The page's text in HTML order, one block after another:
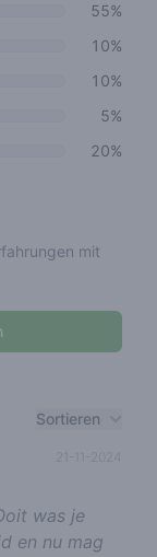
55%
10%
10%
5%
20%
mit
Sortieren
was je
en nu mag